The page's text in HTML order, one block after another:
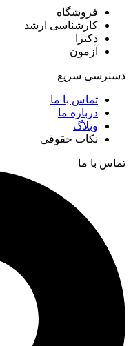
فروشگاه
کارشناسی ارشد
دکترا
آزمون
دسترسی سریع
تماس با ما
درباره ما
وبلاگ
نکات حقوقی
تماس با ما